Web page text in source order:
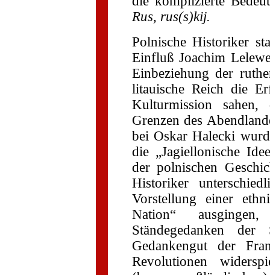
Rus, rus(s)kij.
Polnische Historiker
Einfluß Joachim
Einbeziehung der
litauische Reich die
Kulturmission
Grenzen des
bei Oskar Halecki
die „Jagiellonische
der polnischen
Historiker
Vorstellung einer
Nation“
Ständegedanken der
Gedankengut der
Revolutionen